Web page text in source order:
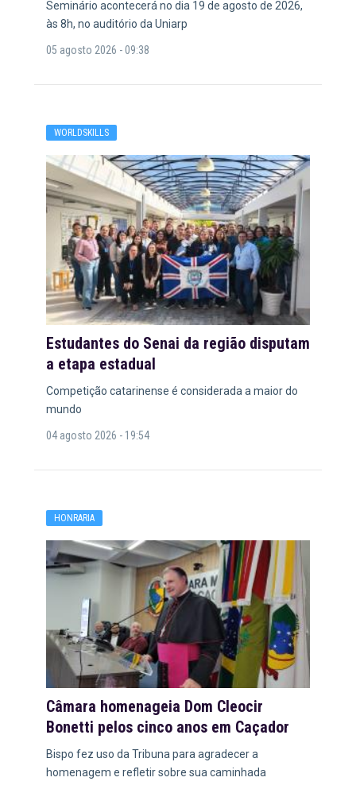
Seminário acontecerá no dia 19 de agosto de 2026,
às 8h, no auditório da Uniarp
05 agosto 2026 - 09:38
WORLDSKILLS
Estudantes do Senai da região disputam
a etapa estadual
Competição catarinense é considerada a maior do
mundo
04 agosto 2026 - 19:54
HONRARIA
Câmara homenageia Dom Cleocir
Bonetti pelos cinco anos em Caçador
Bispo fez uso da Tribuna para agradecer a
homenagem e refletir sobre sua caminhada